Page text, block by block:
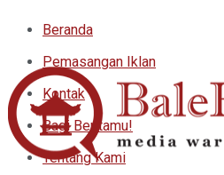
Beranda
Pemasangan Iklan
Kontak
Bagi Beritamu!
Tentang Kami